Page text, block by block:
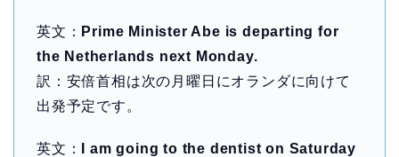
英文： Prime Minister Abe is departing for
the Netherlands next Monday.
訳：安倍首相は次の月曜日にオランダに向けて
出発予定です。
英文：
I am going to the dentist on Saturday